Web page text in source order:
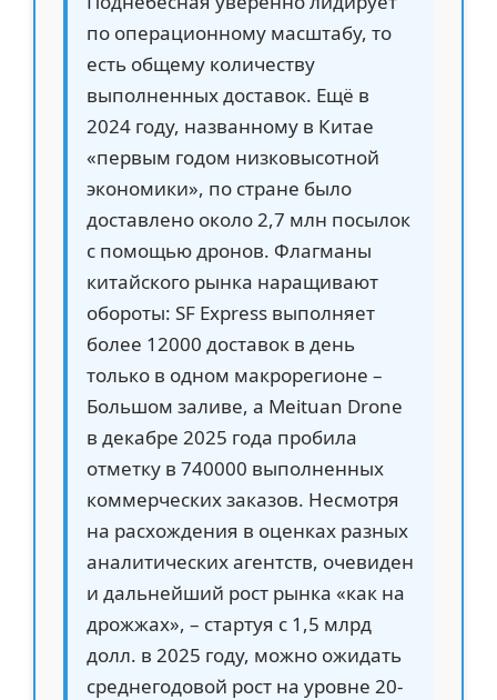
по операционному масштабу, то
есть общему количеству
выполненных доставок. Ещё в
2024 году, названному в Китае
«первым годом низковысотной
экономики», по стране было
доставлено около 2,7 млн посылок
с помощью дронов. Флагманы
китайского рынка наращивают
обороты: SF Express выполняет
более 12000 доставок в день
только в одном макрорегионе –
Большом заливе, а Meituan Drone
в декабре 2025 года пробила
отметку в 740000 выполненных
коммерческих заказов. Несмотря
на расхождения в оценках разных
аналитических агентств, очевиден
и дальнейший рост рынка «как на
дрожжах», – стартуя с 1,5 млрд
долл. в 2025 году, можно ожидать
среднегодовой рост на уровне 20-